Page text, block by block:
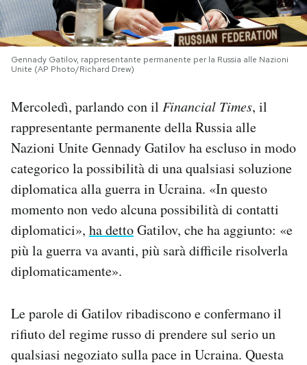
I MIEI PREFERITI
AREA PERSONALE
Area Personale
Newsletter
Notifiche mobile
Regala il Post
Esci
Gennady Gatilov, rappresentante permanente per la Russia alle Nazioni
Unite (AP Photo/Richard Drew)
Mercoledì, parlando con il Financial Times, il
rappresentante permanente della Russia alle
Nazioni Unite Gennady Gatilov ha escluso in modo
categorico la possibilità di una qualsiasi soluzione
diplomatica alla guerra in Ucraina. «In questo
momento non vedo alcuna possibilità di contatti
diplomatici», ha dettoGatilov, che ha aggiunto: «e
più la guerra va avanti, più sarà difficile risolverla
diplomaticamente».
Le parole di Gatilov ribadiscono e confermano il
rifiuto del regime russo di prendere sul serio un
qualsiasi negoziato sulla pace in Ucraina. Questa